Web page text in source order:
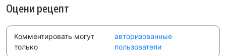
Оцени рецепт
Комментировать могут
только
авторизованные
пользователи